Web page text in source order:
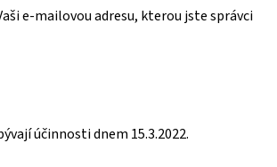
e-mailovou adresu, kterou jste správci
účinnosti dnem 15.3.2022.